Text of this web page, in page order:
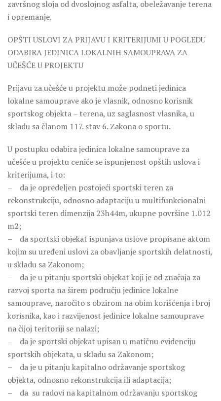
završnog sloja od dvoslojnog asfalta, obeležavanje terena
i opremanje.
OPŠTI USLOVI ZA PRIJAVU I KRITERIJUMI U POGLEDU
ODABIRA JEDINICA LOKALNIH SAMOUPRAVA ZA
UČEŠĆE U PROJEKTU
Prijavu za učešće u projektu može podneti jedinica
lokalne samouprave ako je vlasnik, odnosno korisnik
sportskog objekta – terena, uz saglasnost vlasnika, u
skladu sa članom 117. stav 6. Zakona o sportu.
U postupku odabira jedinica lokalne samouprave za
učešće u projektu ceniće se ispunjenost opštih uslova i
kriterijuma, i to:
– da je opredeljen postojeći sportski teren za
rekonstrukciju, odnosno adaptaciju u multifunkcionalni
sportski teren dimenzija 23h44m, ukupne površine 1.012
m2;
– da sportski objekat ispunjava uslove propisane aktom
kojim su uređeni uslovi za obavljanje sportskih delatnosti,
u skladu sa Zakonom;
– da je u pitanju sportski objekat koji je od značaja za
razvoj sporta na širem području jedinice lokalne
samouprave, naročito s obzirom na obim korišćenja i broj
korisnika, kao i razvijenost jedinice lokalne samouprave
na čijoj teritoriji se nalazi;
– da je sportski objekat upisan u matičnu evidenciju
sportskih objekata, u skladu sa Zakonom;
– da je u pitanju kapitalno održavanje sportskog
objekta, odnosno rekonstrukcija ili adaptacija;
– da su radovi na kapitalnom održavanju sportskog